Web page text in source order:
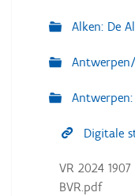
Alken: De
Digitale
VR 2024 1907
BVR.pdf